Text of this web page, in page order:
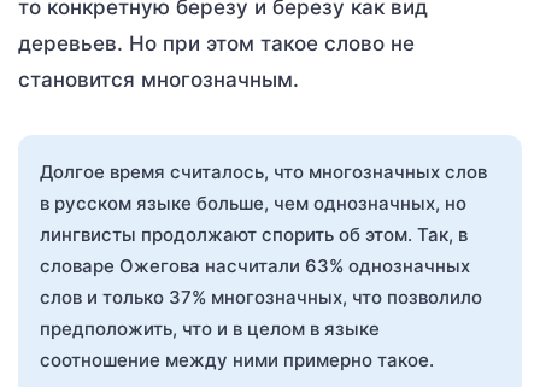
то конкретную березу и березу как вид
деревьев. Но при этом такое слово не
становится многозначным.
Долгое время считалось, что многозначных слов
в русском языке больше, чем однозначных, но
лингвисты продолжают спорить об этом. Так, в
словаре Ожегова насчитали 63% однозначных
слов и только 37% многозначных, что позволило
предположить, что и в целом в языке
соотношение между ними примерно такое.